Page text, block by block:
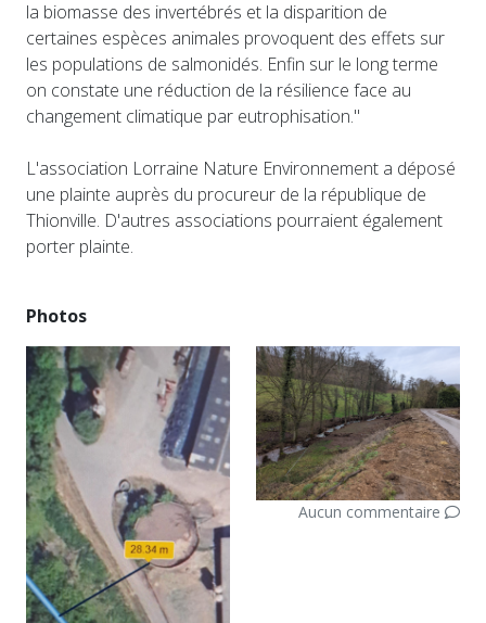
la biomasse des invertébrés et la disparition de
certaines espèces animales provoquent des effets sur
les populations de salmonidés. Enfin sur le long terme
on constate une réduction de la résilience face au
changement climatique par eutrophisation."
L'association Lorraine Nature Environnement a déposé
une plainte auprès du procureur de la république de
Thionville. D'autres associations pourraient également
porter plainte.
Photos
Aucun commentaire